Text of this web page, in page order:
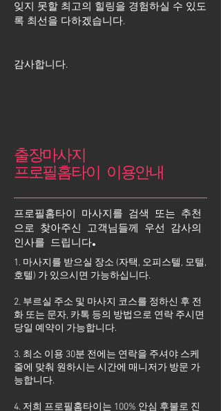
잊지 못할 최고의 힐링을 경험하실 수 있도
록 최선을 다하겠습니다.
​감사합니다.
출장마사지
프로필홈타이 이용안내
프로필홈타이 마사지를 검색 또는 추천
으로 찾아주신 고객님들께 우선 감사의
인사를 드립니다.
1. 마사지를 받으실 장소 (자택, 오피스텔, 모텔,
호텔) 가 있으시면 가능하십니다.
2. 부르실 주소 및 마사지 코스를 정하신 후 전
화 또는 문자, 카톡 등의 방법으로 연락 주시면
당일 예약이 가능합니다.
3. 최소 이용 30분 전에는 연락을 주셔야 스케
줄에 맞춰 원하시는 시간에 매니저가 방문 가
능합니다.
4. 저희 프로필홈타이는 100% 안심 후불로 진